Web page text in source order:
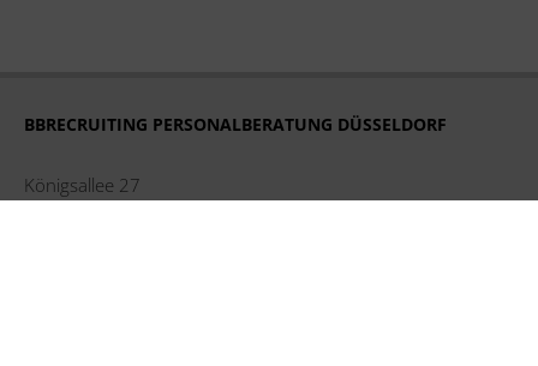
BBRECRUITING PERSONALBERATUNG DÜSSELDORF
Königsallee 27